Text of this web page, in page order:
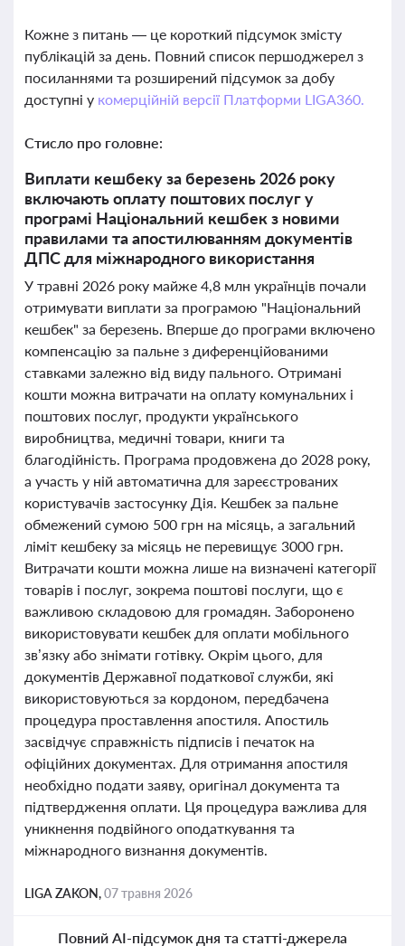
Кожне з питань — це короткий підсумок змісту
публікацій за день. Повний список першоджерел з
посиланнями та розширений підсумок за добу
доступні у комерційній версії Платформи LIGA360.
Стисло про головне:
Виплати кешбеку за березень 2026 року
включають оплату поштових послуг у
програмі Національний кешбек з новими
правилами та апостилюванням документів
ДПС для міжнародного використання
У травні 2026 року майже 4,8 млн українців почали
отримувати виплати за програмою "Національний
кешбек" за березень. Вперше до програми включено
компенсацію за пальне з диференційованими
ставками залежно від виду пального. Отримані
кошти можна витрачати на оплату комунальних і
поштових послуг, продукти українського
виробництва, медичні товари, книги та
благодійність. Програма продовжена до 2028 року,
а участь у ній автоматична для зареєстрованих
користувачів застосунку Дія. Кешбек за пальне
обмежений сумою 500 грн на місяць, а загальний
ліміт кешбеку за місяць не перевищує 3000 грн.
Витрачати кошти можна лише на визначені категорії
товарів і послуг, зокрема поштові послуги, що є
важливою складовою для громадян. Заборонено
використовувати кешбек для оплати мобільного
зв’язку або знімати готівку. Окрім цього, для
документів Державної податкової служби, які
використовуються за кордоном, передбачена
процедура проставлення апостиля. Апостиль
засвідчує справжність підписів і печаток на
офіційних документах. Для отримання апостиля
необхідно подати заяву, оригінал документа та
підтвердження оплати. Ця процедура важлива для
уникнення подвійного оподаткування та
міжнародного визнання документів.
LIGA ZAKON,07 травня 2026
Повний AI-підсумок дня та статті-джерела